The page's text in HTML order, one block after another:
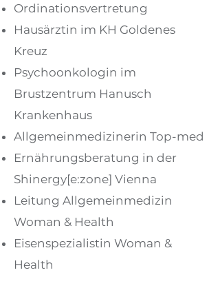
Ordinationsvertretung
Hausärztin im KH Goldenes
Kreuz
Psychoonkologin im
Brustzentrum Hanusch
Krankenhaus
Allgemeinmedizinerin Top-med
Ernährungsberatung in der
Shinergy[e:zone] Vienna
Leitung Allgemeinmedizin
Woman & Health
Eisenspezialistin Woman &
Health